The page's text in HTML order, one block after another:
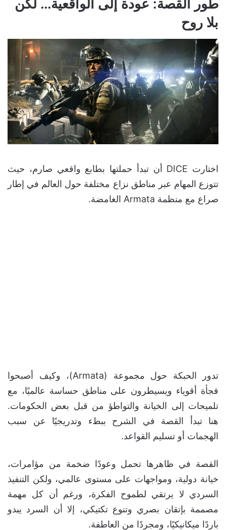
طور القصة: عودة إلى الواقعية… لكن
بلا روح
اختارت DICE أن تبدأ حملتها بطابع واقعي صارم، حيث
تتوزع المهام عبر مناطق نزاع مختلفة حول العالم في إطار
صراع مع منظمة Armata الغامضة.
تدور الحبكة حول مجموعة (Armata)، وكيف أصبحوا
فجأة أقوياء ويسيطرون على مناطق حساسة عالميًا، مع
تلميحات إلى الخيانة والتواطؤ من قبل بعض الحكومات.
هنا تبدأ القصة في الشرح ببطء وتدريجيًا عن سبب
الهجمات أو تسليم القواعد.
القصة في ظاهرها تحمل وعودًا ضخمة من مؤامرات،
خيانة دولية، ومواجهات على مستوى عالمي، ولكن التنفيذ
السردي لا يرتقي لطموح الفكرة، ورغم أن كل مهمة
مصممة بإتقان بصري وتنوع تكتيكي، إلا أن السرد يبدو
باردًا ميكانيكيًا، ومجردًا من العاطفة.